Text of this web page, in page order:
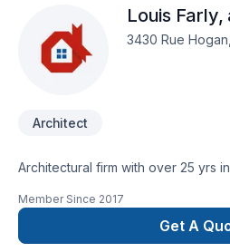
impatients de collaborer avec
projet.
Louis
3430 Rue
Architect
Architectural firm with over 25 yrs
Member Since 2017
Get A